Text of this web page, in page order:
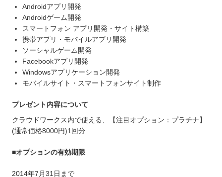
Androidアプリ開発
Androidゲーム開発
スマートフォン アプリ開発・サイト構築
携帯アプリ・モバイルアプリ開発
ソーシャルゲーム開発
Facebookアプリ開発
Windowsアプリケーション開発
モバイルサイト・スマートフォンサイト制作
プレゼント内容について
クラウドワークス内で使える、【注目オプション：プラチナ】
(通常価格8000円)1回分
■オプションの有効期限
2014年7月31日まで